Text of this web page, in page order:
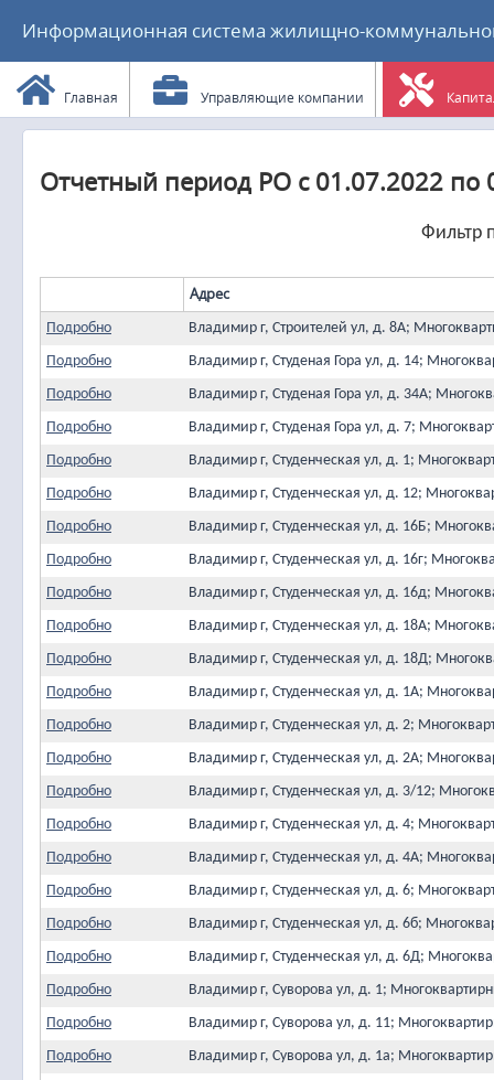
Информационная система жилищно-
Главная Управляющие компании
Отчетный период РО с 01.07.2022 по
Фильтр
Адрес
Подробно
Владимир г, Строителей ул, д. 8А;
Подробно
Владимир г, Студеная Гора ул, д. 14;
Подробно
Владимир г, Студеная Гора ул, д. 34А;
Подробно
Владимир г, Студеная Гора ул, д. 7;
Подробно
Владимир г, Студенческая ул, д. 1;
Подробно
Владимир г, Студенческая ул, д. 12;
Подробно
Владимир г, Студенческая ул, д. 16Б;
Подробно
Владимир г, Студенческая ул, д. 16г;
Подробно
Владимир г, Студенческая ул, д. 16д;
Подробно
Владимир г, Студенческая ул, д. 18А;
Подробно
Владимир г, Студенческая ул, д. 18Д;
Подробно
Владимир г, Студенческая ул, д. 1А;
Подробно
Владимир г, Студенческая ул, д. 2;
Подробно
Владимир г, Студенческая ул, д. 2А;
Подробно
Владимир г, Студенческая ул, д. 3/12;
Подробно
Владимир г, Студенческая ул, д. 4;
Подробно
Владимир г, Студенческая ул, д. 4А;
Подробно
Владимир г, Студенческая ул, д. 6;
Подробно
Владимир г, Студенческая ул, д. 6б;
Подробно
Владимир г, Студенческая ул, д. 6Д;
Подробно
Владимир г, Суворова ул, д. 1;
Подробно
Владимир г, Суворова ул, д. 11;
Подробно
Владимир г, Суворова ул, д. 1а;